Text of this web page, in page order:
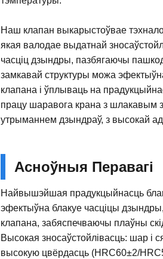
Наш клапан выкарыстоўвае
якая валодае выдатнай
часціц дзындры, пазбягаючы
замкавай структуры можа
клапана і ўплываць на
працу шаравога крана з шлакавым
утрыманнем дзындраў, з высокай
Асноўныя Перавагі
Найвышэйшая прадукцыйнасць
эфектыўна блакуе часціцы
клапана, забяспечваючы плаўны
Высокая зносаўстойлівасць: шар
высокую цвёрдасць (HRC60±2/